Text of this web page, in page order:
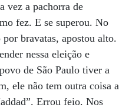
vez a pachorra de
fez. E se superou. No
bravatas, apostou alto.
nessa eleição e
de São Paulo tiver a
ele não tem outra coisa a
Errou feio. Nos